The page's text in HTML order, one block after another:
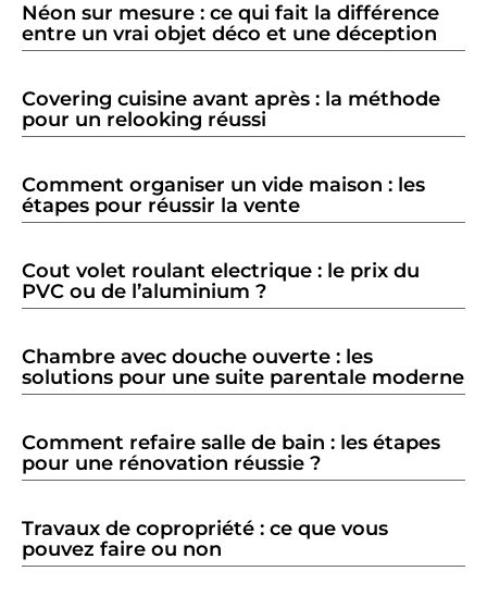
Néon sur mesure : ce qui fait la différence
entre un vrai objet déco et une déception
Covering cuisine avant après : la méthode
pour un relooking réussi
Comment organiser un vide maison : les
étapes pour réussir la vente
Cout volet roulant electrique : le prix du
PVC ou de l’aluminium ?
Chambre avec douche ouverte : les
solutions pour une suite parentale moderne
Comment refaire salle de bain : les étapes
pour une rénovation réussie ?
Travaux de copropriété : ce que vous
pouvez faire ou non